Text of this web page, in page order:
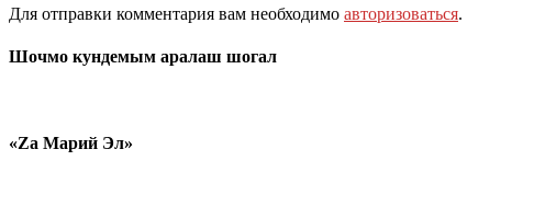
Для отправки комментария вам необходимо авторизоваться.
Шочмо кундемым аралаш шогал
«Zа Марий Эл»